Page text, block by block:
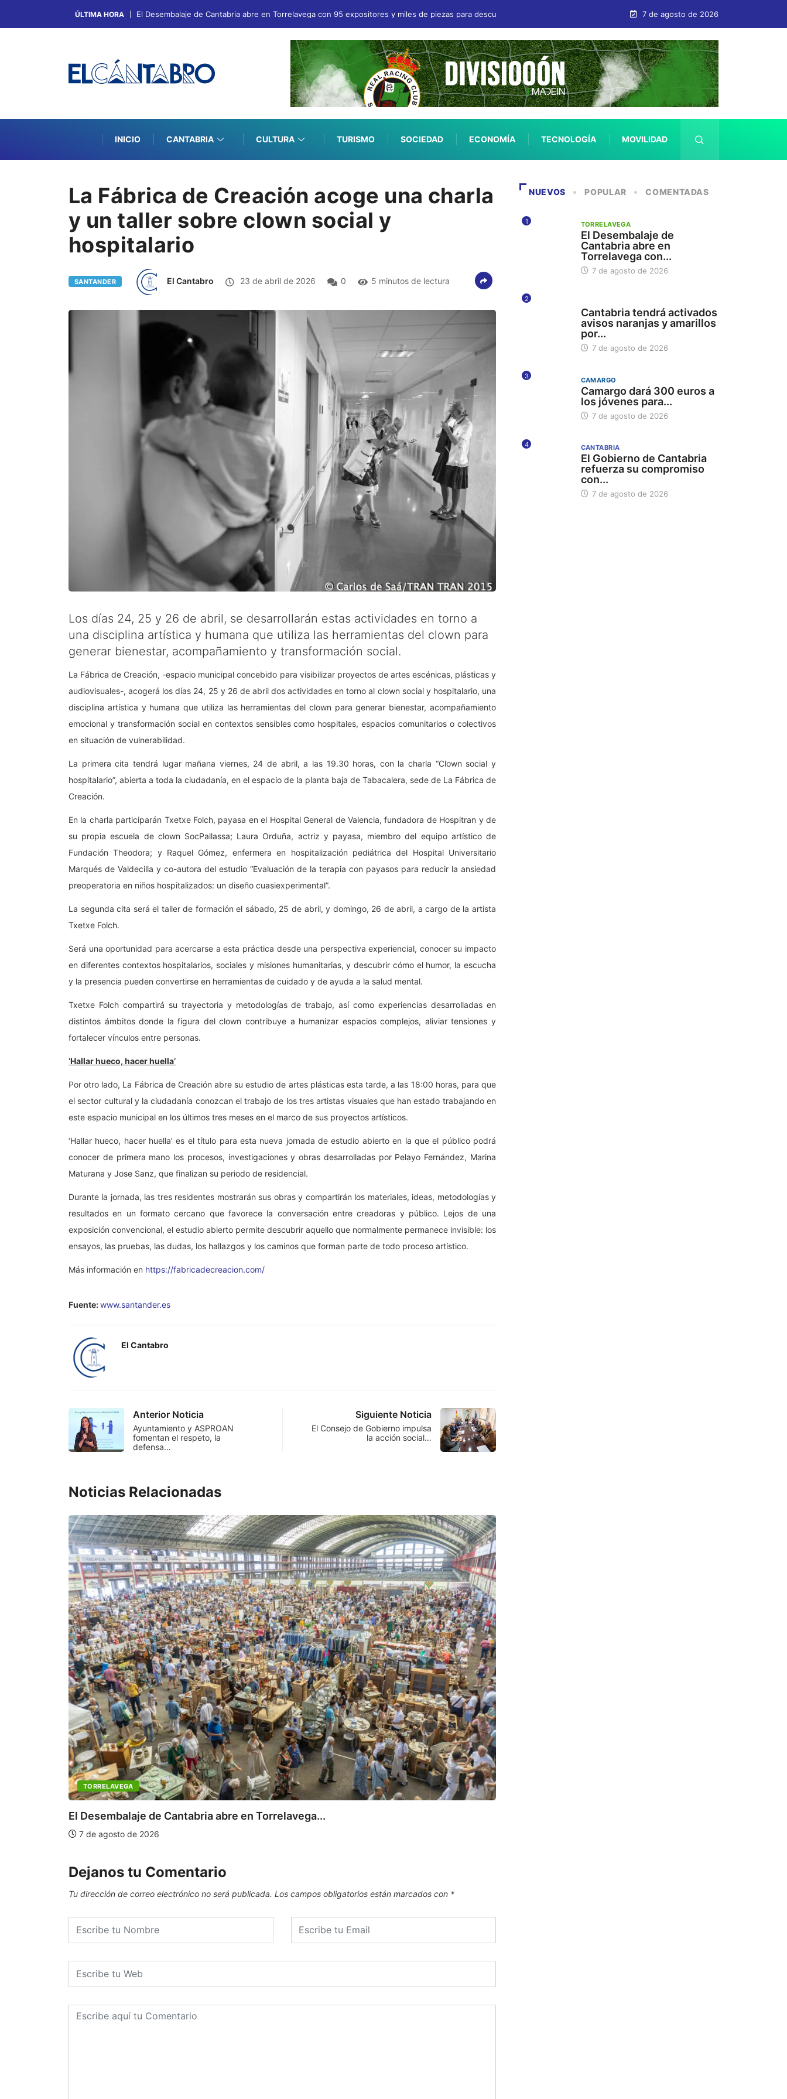
ÚLTIMA HORA El Desembalaje de Cantabria abre en Torrelavega con 95 expositores y miles de piezas para descubrir 7 de agosto de 2026
INICIO CANTABRIA CULTURA TURISMO SOCIEDAD ECONOMÍA TECNOLOGÍA MOVILIDAD
La Fábrica de Creación acoge una charla
y un taller sobre clown social y
hospitalario
SANTANDER El Cantabro 23 de abril de 2026 0 5 minutos de lectura
Los días 24, 25 y 26 de abril, se desarrollarán estas actividades en torno a
una disciplina artística y humana que utiliza las herramientas del clown para
generar bienestar, acompañamiento y transformación social.
La Fábrica de Creación, -espacio municipal concebido para visibilizar proyectos de artes escénicas, plásticas y
audiovisuales-, acogerá los días 24, 25 y 26 de abril dos actividades en torno al clown social y hospitalario, una
disciplina artística y humana que utiliza las herramientas del clown para generar bienestar, acompañamiento
emocional y transformación social en contextos sensibles como hospitales, espacios comunitarios o colectivos
en situación de vulnerabilidad.
La primera cita tendrá lugar mañana viernes, 24 de abril, a las 19.30 horas, con la charla “Clown social y
hospitalario”, abierta a toda la ciudadanía, en el espacio de la planta baja de Tabacalera, sede de La Fábrica de
Creación.
En la charla participarán Txetxe Folch, payasa en el Hospital General de Valencia, fundadora de Hospitran y de
su propia escuela de clown SocPallassa; Laura Orduña, actriz y payasa, miembro del equipo artístico de
Fundación Theodora; y Raquel Gómez, enfermera en hospitalización pediátrica del Hospital Universitario
Marqués de Valdecilla y co-autora del estudio “Evaluación de la terapia con payasos para reducir la ansiedad
preoperatoria en niños hospitalizados: un diseño cuasiexperimental”.
La segunda cita será el taller de formación el sábado, 25 de abril, y domingo, 26 de abril, a cargo de la artista
Txetxe Folch.
Será una oportunidad para acercarse a esta práctica desde una perspectiva experiencial, conocer su impacto
en diferentes contextos hospitalarios, sociales y misiones humanitarias, y descubrir cómo el humor, la escucha
y la presencia pueden convertirse en herramientas de cuidado y de ayuda a la salud mental.
Txetxe Folch compartirá su trayectoria y metodologías de trabajo, así como experiencias desarrolladas en
distintos ámbitos donde la figura del clown contribuye a humanizar espacios complejos, aliviar tensiones y
fortalecer vínculos entre personas.
‘Hallar hueco, hacer huella’
Por otro lado, La Fábrica de Creación abre su estudio de artes plásticas esta tarde, a las 18:00 horas, para que
el sector cultural y la ciudadanía conozcan el trabajo de los tres artistas visuales que han estado trabajando en
este espacio municipal en los últimos tres meses en el marco de sus proyectos artísticos.
‘Hallar hueco, hacer huella’ es el título para esta nueva jornada de estudio abierto en la que el público podrá
conocer de primera mano los procesos, investigaciones y obras desarrolladas por Pelayo Fernández, Marina
Maturana y Jose Sanz, que finalizan su periodo de residencial.
Durante la jornada, las tres residentes mostrarán sus obras y compartirán los materiales, ideas, metodologías y
resultados en un formato cercano que favorece la conversación entre creadoras y público. Lejos de una
exposición convencional, el estudio abierto permite descubrir aquello que normalmente permanece invisible: los
ensayos, las pruebas, las dudas, los hallazgos y los caminos que forman parte de todo proceso artístico.
Más información en https://fabricadecreacion.com/
Fuente:www.santander.es
El Cantabro
Anterior Noticia
Ayuntamiento y ASPROAN
fomentan el respeto, la
defensa…
Siguiente Noticia
El Consejo de Gobierno impulsa
la acción social…
Noticias Relacionadas
TORRELAVEGA
El Desembalaje de Cantabria abre en Torrelavega...
7 de agosto de 2026
Dejanos tu Comentario
Tu dirección de correo electrónico no será publicada. Los campos obligatorios están marcados con *
NUEVOS POPULAR COMENTADAS
1 TORRELAVEGA
El Desembalaje de
Cantabria abre en
Torrelavega con...
7 de agosto de 2026
2
Cantabria tendrá activados
avisos naranjas y amarillos
por...
7 de agosto de 2026
3 CAMARGO
Camargo dará 300 euros a
los jóvenes para...
7 de agosto de 2026
4 CANTABRIA
El Gobierno de Cantabria
refuerza su compromiso
con...
7 de agosto de 2026